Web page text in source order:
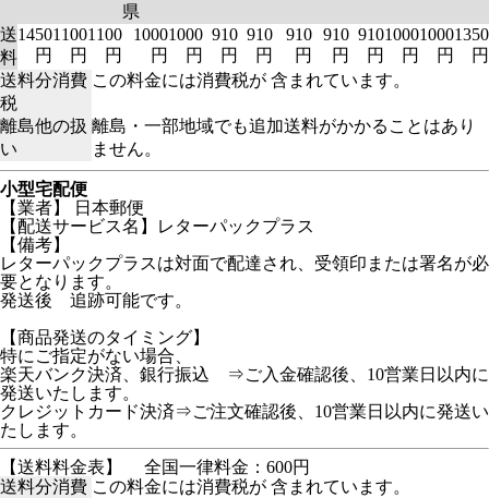
県
送
料
1450
円
1100
円
1100
円
1000
円
1000
円
910
円
910
円
910
円
910
円
910
円
1000
円
1000
円
1350
円
送料分消費
税
この料金には消費税が 含まれています。
離島他の扱
い
離島・一部地域でも追加送料がかかることはあり
ません。
小型宅配便
【業者】 日本郵便
【配送サービス名】レターパックプラス
【備考】
レターパックプラスは対面で配達され、受領印または署名が必
要となります。
発送後 追跡可能です。
【商品発送のタイミング】
特にご指定がない場合、
楽天バンク決済、銀行振込 ⇒ご入金確認後、10営業日以内に
発送いたします。
クレジットカード決済⇒ご注文確認後、10営業日以内に発送い
たします。
【送料料金表】
全国一律料金：600円
送料分消費 この料金には消費税が 含まれています。